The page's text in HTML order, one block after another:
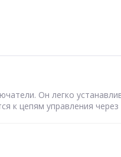
Он легко
к цепям управления